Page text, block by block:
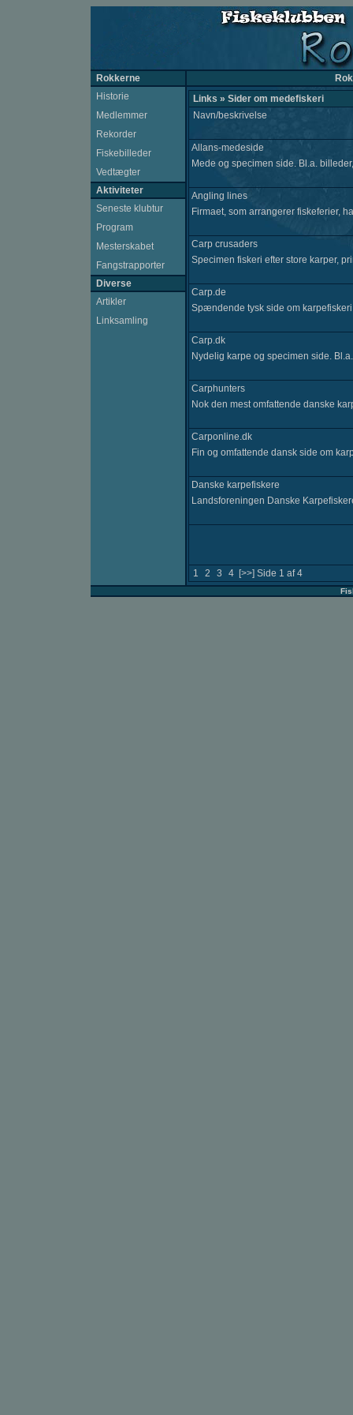
Rokkerne
Historie
Medlemmer
Rekorder
Fiskebilleder
Vedtægter
Aktiviteter
Seneste klubtur
Program
Mesterskabet
Fangstrapporter
Diverse
Artikler
Linksamling
Links » Sider om medefiskeri
Navn/beskrivelse
Allans-medeside
Mede og specimen side. Bl.a.
Angling lines
Firmaet, som arrangerer fiskeferier,
Carp crusaders
Specimen fiskeri efter store karper,
Carp.de
Spændende tysk side om karpefiskeri
Carp.dk
Nydelig karpe og specimen side.
Carphunters
Nok den mest omfattende danske
Carponline.dk
Fin og omfattende dansk side om
Danske karpefiskere
Landsforeningen Danske
1 2 3 4 [>>] Side 1 af 4